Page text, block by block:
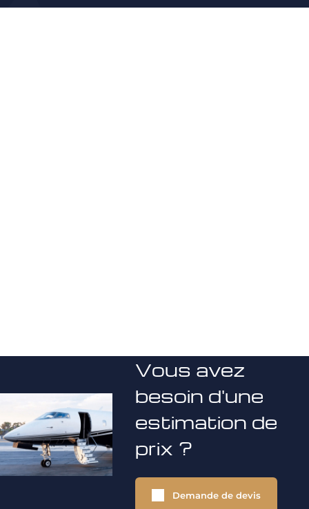
Vous avez
besoin d'une
estimation de
prix ?
Demande de devis